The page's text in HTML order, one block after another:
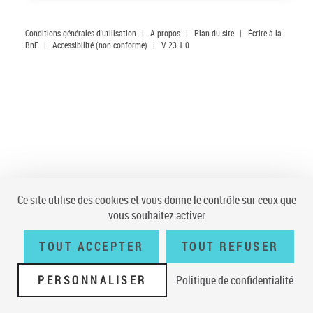
Conditions générales d'utilisation | A propos | Plan du site |
Écrire à la
BnF | Accessibilité (non conforme) | V 23.1.0
Ce site utilise des cookies et vous donne le contrôle sur ceux que
vous souhaitez activer
TOUT ACCEPTER TOUT REFUSER
PERSONNALISER Politique de confidentialité